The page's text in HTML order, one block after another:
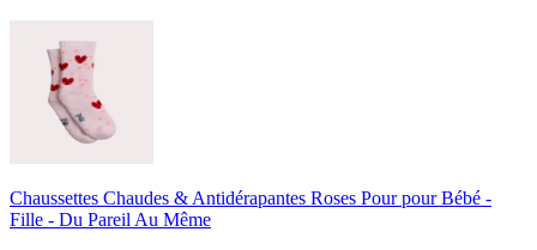
Chaussettes Chaudes & Antidérapantes Roses Pour pour Bébé -
Fille - Du Pareil Au Même